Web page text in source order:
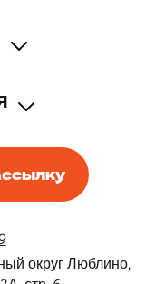
округ Люблино,